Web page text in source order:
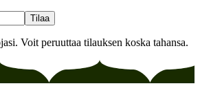
Tilaa
Voit peruuttaa tilauksen koska tahansa.